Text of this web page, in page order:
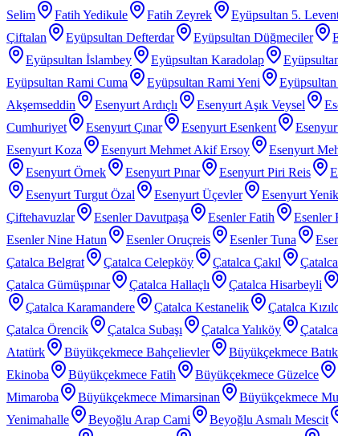
Selim
Fatih Yedikule Fatih Zeyrek Eyüpsultan 5.
Çiftalan
Eyüpsultan Defterdar Eyüpsultan Düğmeciler
Eyüpsultan İslambey
Eyüpsultan Karadolap
Eyüpsultan Rami Cuma
Eyüpsultan Rami Yeni
Akşemseddin
Esenyurt Ardıçlı Esenyurt Aşık Veysel
Cumhuriyet
Esenyurt Çınar Esenyurt Esenkent
Esenyurt Koza
Esenyurt Mehmet Akif Ersoy Esenyurt
Esenyurt Örnek
Esenyurt Pınar Esenyurt Piri Reis
Esenyurt Turgut Özal
Esenyurt Üçevler Esenyurt
Çiftehavuzlar
Esenler Davutpaşa Esenler Fatih Esenler
Esenler Nine Hatun
Esenler Oruçreis Esenler Tuna
Çatalca Belgrat
Çatalca Celepköy Çatalca Çakıl
Çatalca Gümüşpınar
Çatalca Hallaçlı Çatalca Hisarbeyli
Çatalca Karamandere
Çatalca Kestanelik Çatalca
Çatalca Örencik
Çatalca Subaşı Çatalca Yalıköy
Atatürk
Büyükçekmece Bahçelievler Büyükçekmece
Ekinoba
Büyükçekmece Fatih Büyükçekmece Güzelce
Mimaroba
Büyükçekmece Mimarsinan Büyükçekmece
Yenimahalle
Beyoğlu Arap Cami Beyoğlu Asmalı Mescit